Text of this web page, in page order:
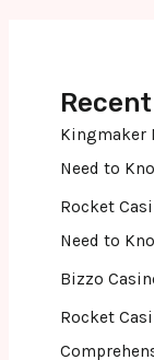
Kingmaker
Need to
Rocket
Need to
Bizzo
Rocket